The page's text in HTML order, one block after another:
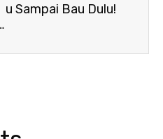
Lagi? Ini Penyebabnya! 😱
Sampai Bau Dulu!